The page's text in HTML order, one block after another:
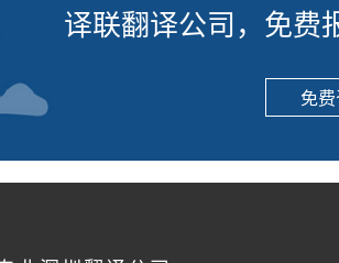
译联翻译公司，免费
免